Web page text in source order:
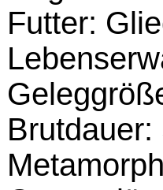
Futter:
Brutdauer: